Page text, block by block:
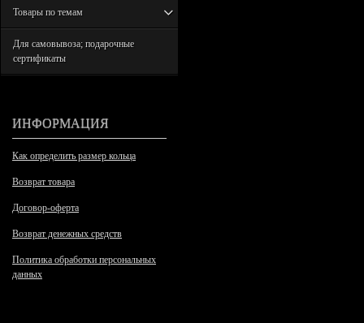
Товары по темам
Для самовывоза; подарочные
сертификаты
ИНФОРМАЦИЯ
Как определить размер кольца
Возврат товара
Договор-оферта
Возврат денежных средств
Политика обработки персональных
данных